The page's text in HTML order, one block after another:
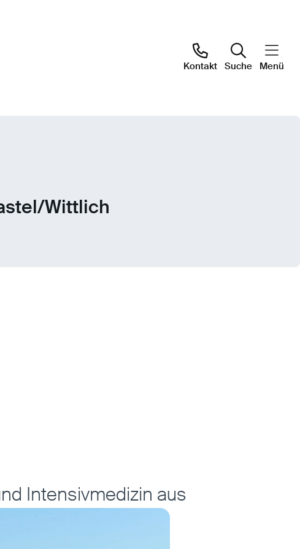
Kontakt Suche Menü
Wittlich
Intensivmedizin aus